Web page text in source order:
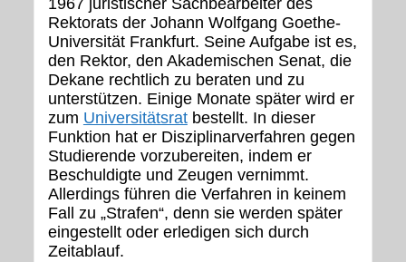
1967 juristischer Sachbearbeiter des
Rektorats der Johann Wolfgang Goethe-
Universität Frankfurt. Seine Aufgabe ist es,
den Rektor, den Akademischen Senat, die
Dekane rechtlich zu beraten und zu
unterstützen. Einige Monate später wird er
zum Universitätsratbestellt. In dieser
Funktion hat er Disziplinarverfahren gegen
Studierende vorzubereiten, indem er
Beschuldigte und Zeugen vernimmt.
Allerdings führen die Verfahren in keinem
Fall zu „Strafen“, denn sie werden später
eingestellt oder erledigen sich durch
Zeitablauf.